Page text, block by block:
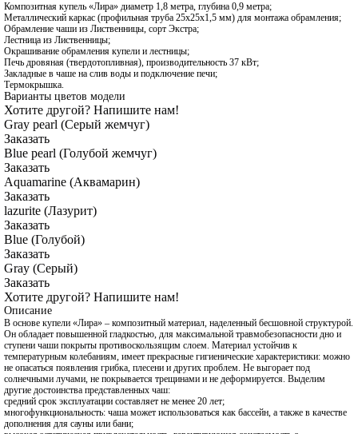
Композитная купель «Лира» диаметр 1,8 метра, глубина 0,9 метра;
Металлический каркас (профильная труба 25х25х1,5 мм) для монтажа обрамления;
Обрамление чаши из Лиственницы, сорт Экстра;
Лестница из Лиственницы;
Окрашивание обрамления купели и лестницы;
Печь дровяная (твердотопливная), производительность 37 кВт;
Закладные в чаше на слив воды и подключение печи;
Термокрышка.
Варианты цветов модели
Хотите другой? Напишите нам!
Gray pearl (Серый жемчуг)
Заказать
Blue pearl (Голубой жемчуг)
Заказать
Aquamarine (Аквамарин)
Заказать
lazurite (Лазурит)
Заказать
Blue (Голубой)
Заказать
Gray (Серый)
Заказать
Хотите другой? Напишите нам!
Описание
В основе купели «Лира» – композитный материал, наделенный бесшовной структурой.
Он обладает повышенной гладкостью, для максимальной травмобезопасности дно и
ступени чаши покрыты противоскользящим слоем. Материал устойчив к
температурным колебаниям, имеет прекрасные гигиенические характеристики: можно
не опасаться появления грибка, плесени и других проблем. Не выгорает под
солнечными лучами, не покрывается трещинами и не деформируется. Выделим
другие достоинства представленных чаш:
средний срок эксплуатации составляет не менее 20 лет;
многофункциональность: чаша может использоваться как бассейн, а также в качестве
дополнения для сауны или бани;